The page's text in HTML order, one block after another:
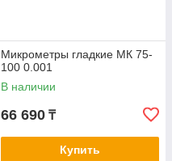
Микрометры гладкие МК 75-
100 0.001
В наличии
66 690 ₸
Купить